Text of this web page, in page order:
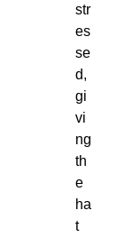
str
es
se
d,
gi
vi
ng
th
e
ha
t